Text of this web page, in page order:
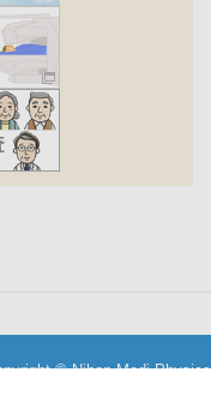
© Nihon Medi-Physics